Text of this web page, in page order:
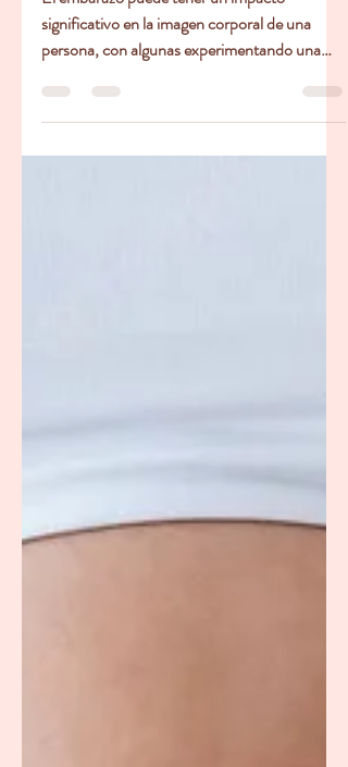
durante la gestación
El embarazo puede tener un impacto
significativo en la imagen corporal de una
persona, con algunas experimentando una